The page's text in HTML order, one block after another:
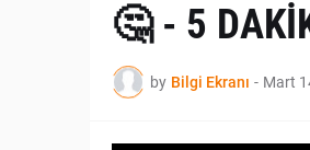
🤔 - 5
by Bilgi Ekranı - Mart